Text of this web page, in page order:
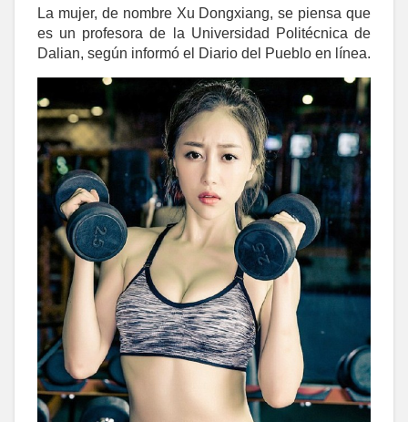
La mujer, de nombre Xu Dongxiang, se piensa que
es un profesora de la Universidad Politécnica de
Dalian, según informó el Diario del Pueblo en línea.